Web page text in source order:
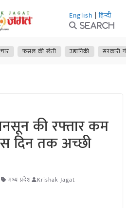
English | हिन्दी
Search
फसल की खेती उद्यानिकी सरकारी
की रफ्तार कम
दिन तक अच्छी
मध्य प्रदेश Krishak Jagat